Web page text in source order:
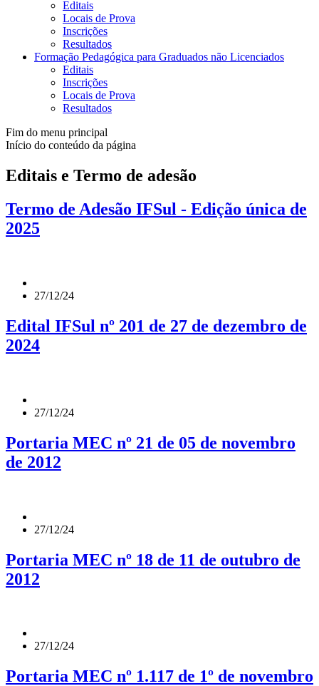
Editais
Locais de Prova
Inscrições
Resultados
Formação Pedagógica para Graduados não Licenciados
Editais
Inscrições
Locais de Prova
Resultados
Fim do menu principal
Início do conteúdo da página
Editais e Termo de adesão
Termo de Adesão IFSul - Edição única de
2025
27/12/24
Edital IFSul nº 201 de 27 de dezembro de
2024
27/12/24
Portaria MEC nº 21 de 05 de novembro
de 2012
27/12/24
Portaria MEC nº 18 de 11 de outubro de
2012
27/12/24
Portaria MEC nº 1.117 de 1º de novembro